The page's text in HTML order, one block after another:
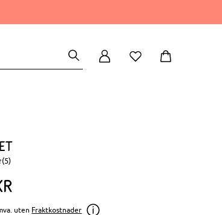
(5)
uten Fraktkostnader